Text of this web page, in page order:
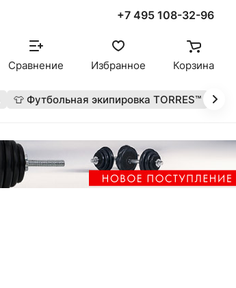
+7 495 108-32-96
Сравнение Избранное Корзина
👕 Футбольная экипировка TORRES™ 🔥